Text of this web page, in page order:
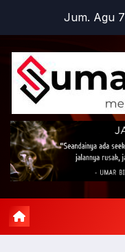
content
Jum. Agu